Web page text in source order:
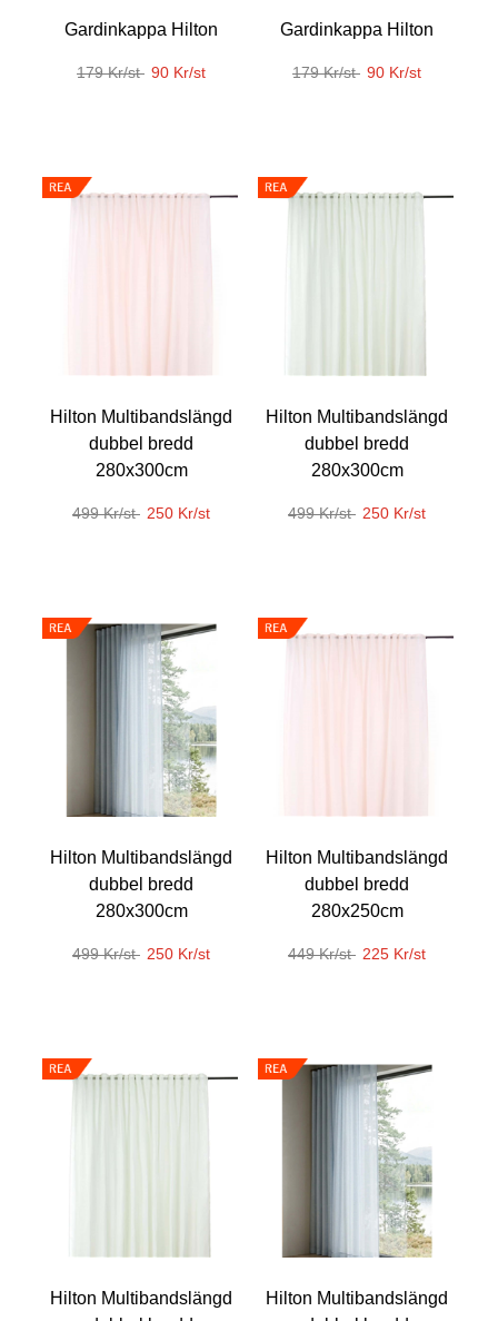
Gardinkappa Hilton
179 Kr/st 90 Kr/st
Gardinkappa Hilton
179 Kr/st 90 Kr/st
Hilton Multibandslängd
dubbel bredd
280x300cm
499 Kr/st 250 Kr/st
Hilton Multibandslängd
dubbel bredd
280x300cm
499 Kr/st 250 Kr/st
Hilton Multibandslängd
dubbel bredd
280x300cm
499 Kr/st 250 Kr/st
Hilton Multibandslängd
dubbel bredd
280x250cm
449 Kr/st 225 Kr/st
Hilton Multibandslängd
Hilton Multibandslängd